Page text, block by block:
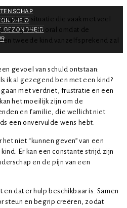
GEZONDHEID
situatie die vaak met veel
gaat, vooral omdat de
tweede kind vanzelfsprekend zal
gevoel van schuld ontstaan:
ik al gezegend ben met een kind?
met verdriet, frustratie en een
het moeilijk zijn om de
en familie, die wellicht niet
een onvervulde wens hebt.
niet “kunnen geven” van een
Er kan een constante strijd zijn
en de pijn van een
dat er hulp beschikbaar is. Samen
steun en begrip creëren, zodat